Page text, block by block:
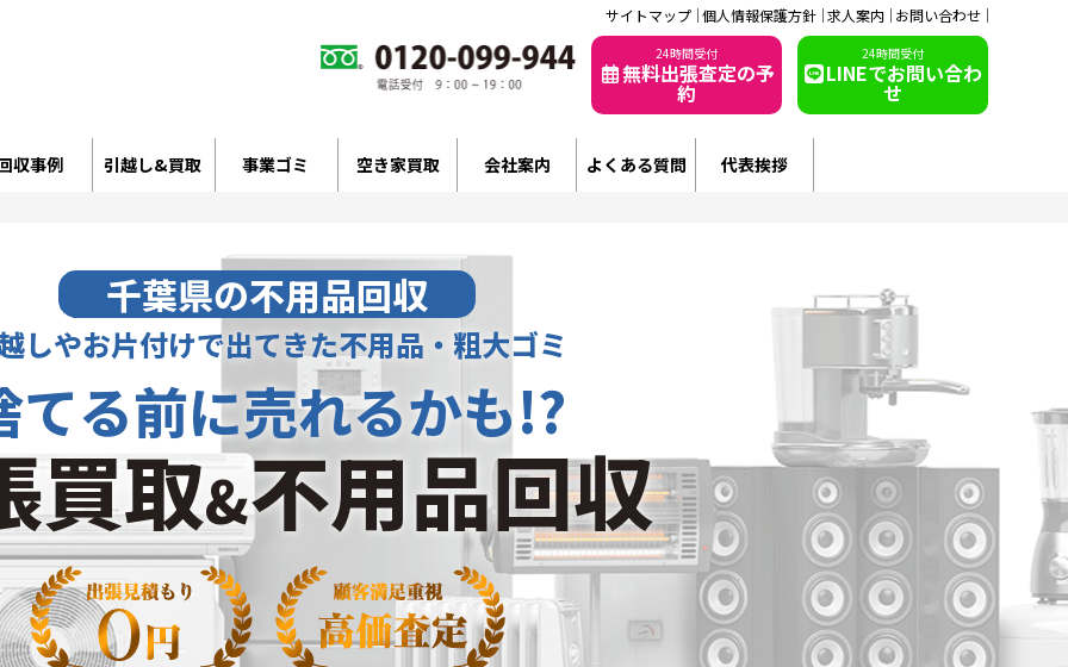
サイトマップ 個人情報保護方針 求人案内 お問い合わせ
24時間受付
無料出張査定の予
約
24時間受付
LINEでお問い合わ
せ
収事例 引越し&買取 事業ゴミ 空き家買取 会社案内 よくある質問 代表挨拶
千葉県の不用品回収
しやお片付けで出てきた不用品・粗大ゴミ
てる前に売れるかも!?
買取&不用品回収